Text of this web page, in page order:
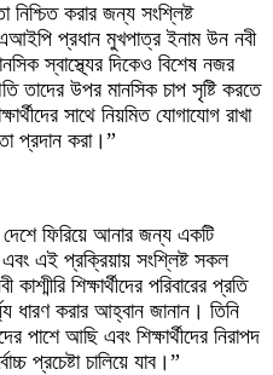
নিশ্চিত করার জন্য সংশ্লিষ্ট
প্রধান মুখপাত্র ইনাম উন নবী
স্বাস্থ্যের দিকেও বিশেষ নজর
তাদের উপর মানসিক চাপ সৃষ্টি করতে
সাথে নিয়মিত যোগাযোগ রাখা
প্রদান করা।”
দেশে ফিরিয়ে আনার জন্য একটি
এই প্রক্রিয়ায় সংশ্লিষ্ট সকল
শিক্ষার্থীদের পরিবারের প্রতি
ধারণ করার আহ্বান জানান। তিনি
আছি এবং শিক্ষার্থীদের নিরাপদ
প্রচেষ্টা চালিয়ে যাব।”